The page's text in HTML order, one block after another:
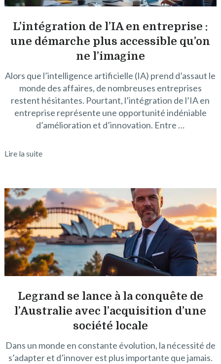
L’intégration de l’IA en entreprise :
une démarche plus accessible qu’on
ne l’imagine
Alors que l’intelligence artificielle (IA) prend d’assaut le
monde des affaires, de nombreuses entreprises
restent hésitantes. Pourtant, l’intégration de l’IA en
entreprise représente une opportunité indéniable
d’amélioration et d’innovation. Entre …
Lire la suite
Legrand se lance à la conquête de
l’Australie avec l’acquisition d’une
société locale
Dans un monde en constante évolution, la nécessité de
s’adapter et d’innover est plus importante que jamais.